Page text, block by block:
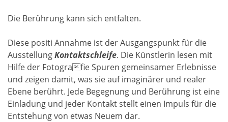
Die Berührung kann sich entfalten.
Diese positi Annahme ist der Ausgangspunkt für die
AusstellungKontaktschleife. Die Künstlerin lesen mit
Hilfe der Fotografie Spuren gemeinsamer Erlebnisse
und zeigen damit, was sie auf imaginärer und realer
Ebene berührt. Jede Begegnung und Berührung ist eine
Einladung und jeder Kontakt stellt einen Impuls für die
Entstehung von etwas Neuem dar.